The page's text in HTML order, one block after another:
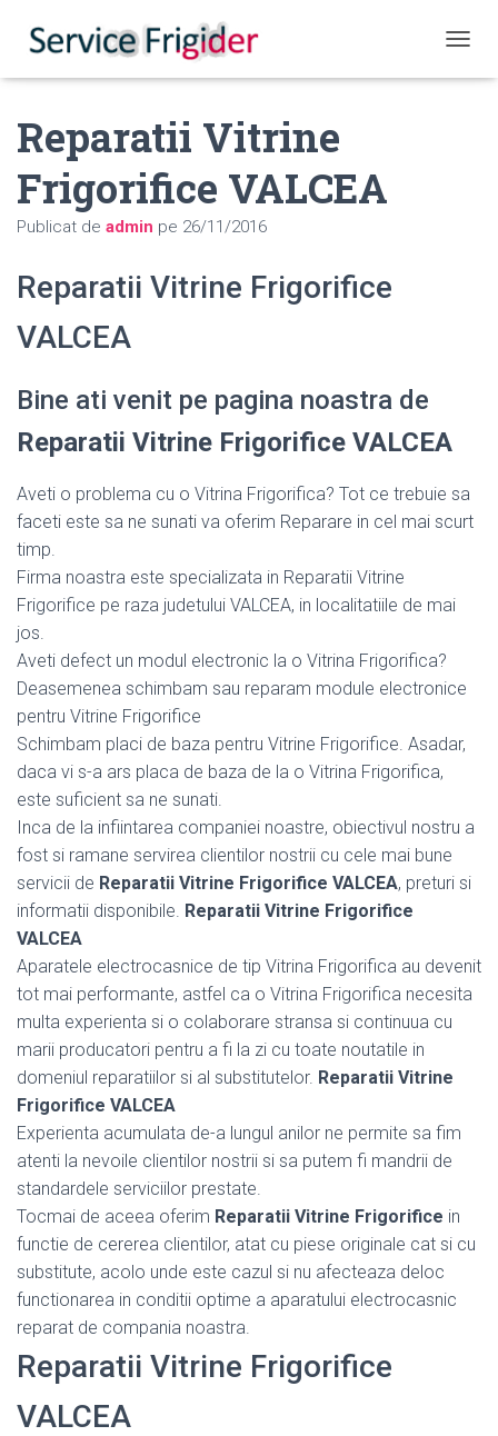
Reparatii Vitrine
Frigorifice VALCEA
Publicat de admin pe 26/11/2016
Reparatii Vitrine Frigorifice
VALCEA
Bine ati venit pe pagina noastra de
Reparatii Vitrine Frigorifice VALCEA
Aveti o problema cu o Vitrina Frigorifica? Tot ce trebuie sa
faceti este sa ne sunati va oferim Reparare in cel mai scurt
timp.
Firma noastra este specializata in Reparatii Vitrine
Frigorifice pe raza judetului VALCEA, in localitatiile de mai
jos.
Aveti defect un modul electronic la o Vitrina Frigorifica?
Deasemenea schimbam sau reparam module electronice
pentru Vitrine Frigorifice
Schimbam placi de baza pentru Vitrine Frigorifice. Asadar,
daca vi s-a ars placa de baza de la o Vitrina Frigorifica,
este suficient sa ne sunati.
Inca de la infiintarea companiei noastre, obiectivul nostru a
fost si ramane servirea clientilor nostrii cu cele mai bune
servicii de Reparatii Vitrine Frigorifice VALCEA, preturi si
informatii disponibile. Reparatii Vitrine Frigorifice
VALCEA
Aparatele electrocasnice de tip Vitrina Frigorifica au devenit
tot mai performante, astfel ca o Vitrina Frigorifica necesita
multa experienta si o colaborare stransa si continuua cu
marii producatori pentru a fi la zi cu toate noutatile in
domeniul reparatiilor si al substitutelor. Reparatii Vitrine
Frigorifice VALCEA
Experienta acumulata de-a lungul anilor ne permite sa fim
atenti la nevoile clientilor nostrii si sa putem fi mandrii de
standardele serviciilor prestate.
Tocmai de aceea oferim Reparatii Vitrine Frigorifice in
functie de cererea clientilor, atat cu piese originale cat si cu
substitute, acolo unde este cazul si nu afecteaza deloc
functionarea in conditii optime a aparatului electrocasnic
reparat de compania noastra.
Reparatii Vitrine Frigorifice
VALCEA